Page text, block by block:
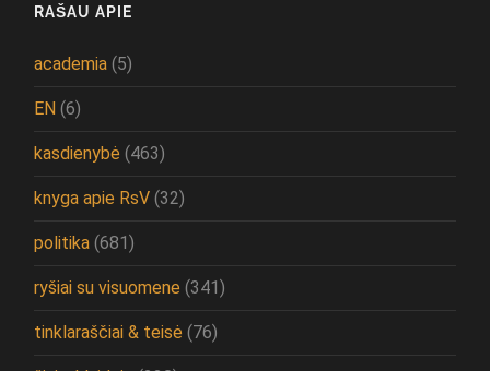
RAŠAU APIE
academia (5)
EN (6)
kasdienybė (463)
knyga apie RsV (32)
politika (681)
ryšiai su visuomene (341)
tinklaraščiai & teisė (76)